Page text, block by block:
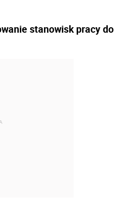
stanowisk pracy do